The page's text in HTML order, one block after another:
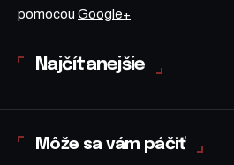
pomocou Google+
Najčítanejšie
Môže sa vám páčiť